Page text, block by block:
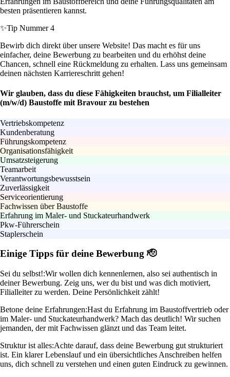
besten präsentieren kannst.
✨Tip Nummer 4
Bewirb dich direkt über unsere Website! Das macht es für uns
einfacher, deine Bewerbung zu bearbeiten und du erhöhst deine
Chancen, schnell eine Rückmeldung zu erhalten. Lass uns gemeinsam
deinen nächsten Karriereschritt gehen!
Wir glauben, dass du diese Fähigkeiten brauchst, um Filialleiter
(m/w/d) Baustoffe mit Bravour zu bestehen
Vertriebskompetenz
Kundenberatung
Führungskompetenz
Organisationsfähigkeit
Umsatzsteigerung
Teamarbeit
Verantwortungsbewusstsein
Zuverlässigkeit
Serviceorientierung
Fachwissen über Baustoffe
Erfahrung im Maler- und Stuckateurhandwerk
Pkw-Führerschein
Staplerschein
Einige Tipps für deine Bewerbung 🫡
Sei du selbst!:Wir wollen dich kennenlernen, also sei authentisch in
deiner Bewerbung. Zeig uns, wer du bist und was dich motiviert,
Filialleiter zu werden. Deine Persönlichkeit zählt!
Betone deine Erfahrungen:Hast du Erfahrung im Baustoffvertrieb oder
im Maler- und Stuckateurhandwerk? Mach das deutlich! Wir suchen
jemanden, der mit Fachwissen glänzt und das Team leitet.
Struktur ist alles:Achte darauf, dass deine Bewerbung gut strukturiert
ist. Ein klarer Lebenslauf und ein übersichtliches Anschreiben helfen
uns, dich schnell zu verstehen und einen guten Eindruck zu gewinnen.